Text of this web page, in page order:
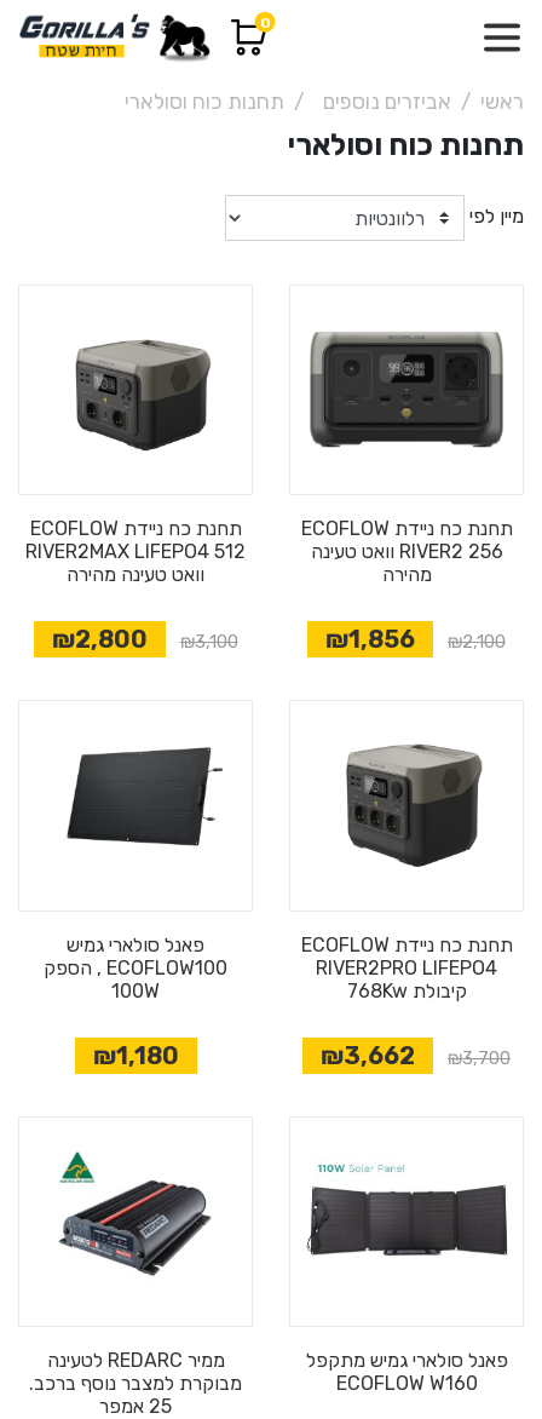
0
ראשי אביזרים נוספים תחנות כוח וסולארי
תחנות כוח וסולארי
מיין לפי
תחנת כח ניידת ECOFLOW
RIVER2 256 וואט טעינה
מהירה
₪2,100
₪1,856
תחנת כח ניידת ECOFLOW
RIVER2MAX LIFEPO4 512
וואט טעינה מהירה
₪3,100
₪2,800
תחנת כח ניידת ECOFLOW
RIVER2PRO LIFEPO4
קיבולת 768Kw
₪3,700
₪3,662
פאנל סולארי גמיש
ECOFLOW100 , הספק
100W
₪1,180
פאנל סולארי גמיש מתקפל
ECOFLOW W160
ממיר REDARC לטעינה
מבוקרת למצבר נוסף ברכב.
25 אמפר